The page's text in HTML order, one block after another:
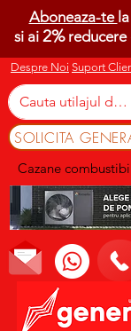
Despre Noi Suport
SOLICITA
Cazane
Aboneaza-te
si ai 2%reducere